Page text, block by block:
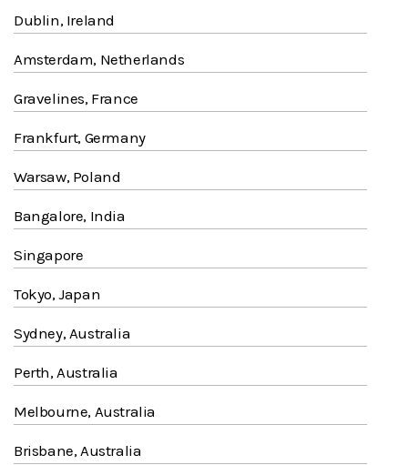
Dublin, Ireland
Amsterdam, Netherlands
Gravelines, France
Frankfurt, Germany
Warsaw, Poland
Bangalore, India
Singapore
Tokyo, Japan
Sydney, Australia
Perth, Australia
Melbourne, Australia
Brisbane, Australia